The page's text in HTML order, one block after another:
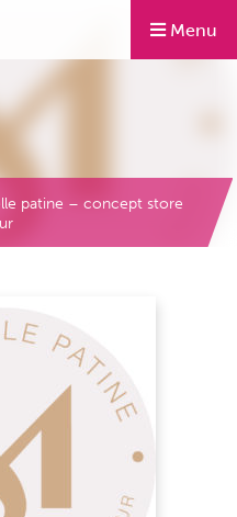
Menu
patine – concept store